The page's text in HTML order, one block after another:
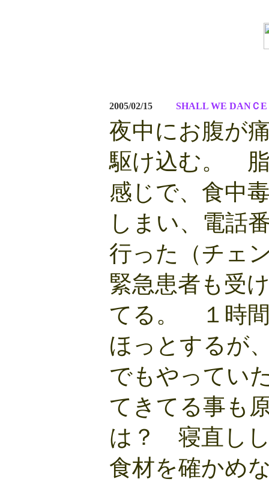
2005/02/15 SHALL WE DANＣE
夜中にお腹が
駆け込む。
感じで、食中
しまい、電話
行った（チェ
緊急患者も受
てる。 １時
ほっとするが
でもやってい
てきてる事も
は？ 寝直し
食材を確かめ